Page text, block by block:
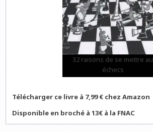
32 raisons de se mettre au
échecs
Télécharger ce livre à 7,99 € chez Amazon
Disponible en broché à 13€ à la FNAC